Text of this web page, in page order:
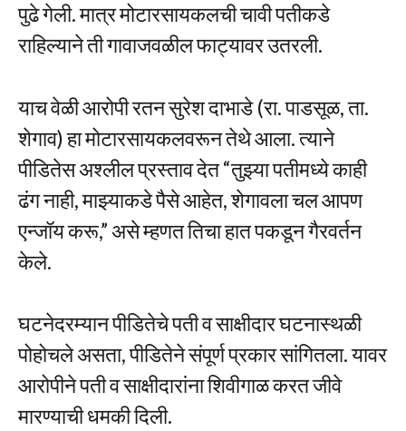
पुढे गेली. मात्र मोटारसायकलची चावी पतीकडे
राहिल्याने ती गावाजवळील फाट्यावर उतरली.
याच वेळी आरोपी रतन सुरेश दाभाडे (रा. पाडसूळ, ता.
शेगाव) हा मोटारसायकलवरून तेथे आला. त्याने
पीडितेस अश्लील प्रस्ताव देत “तुझ्या पतीमध्ये काही
ढंग नाही, माझ्याकडे पैसे आहेत, शेगावला चल आपण
एन्जॉय करू,” असे म्हणत तिचा हात पकडून गैरवर्तन
केले.
घटनेदरम्यान पीडितेचे पती व साक्षीदार घटनास्थळी
पोहोचले असता, पीडितेने संपूर्ण प्रकार सांगितला. यावर
आरोपीने पती व साक्षीदारांना शिवीगाळ करत जीवे
मारण्याची धमकी दिली.